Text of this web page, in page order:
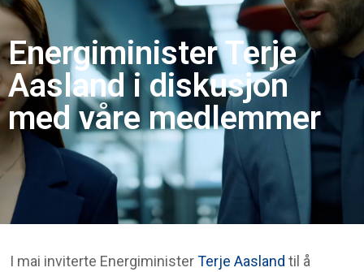
Energiminister Terje
Aasland i diskusjon
med våre medlemmer
I mai inviterte EnergiministerTerje Aasland til å